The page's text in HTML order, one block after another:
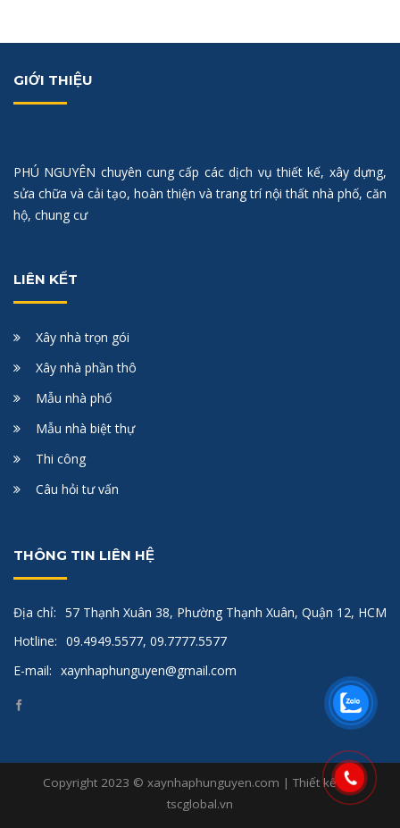
GIỚI THIỆU
PHÚ NGUYÊN chuyên cung cấp các dịch vụ thiết kế, xây dựng,
sửa chữa và cải tạo, hoàn thiện và trang trí nội thất nhà phố, căn
hộ, chung cư
LIÊN KẾT
Xây nhà trọn gói
Xây nhà phần thô
Mẫu nhà phố
Mẫu nhà biệt thự
Thi công
Câu hỏi tư vấn
THÔNG TIN LIÊN HỆ
Địa chỉ: 57 Thạnh Xuân 38, Phường Thạnh Xuân, Quận 12, HCM
Hotline: 09.4949.5577, 09.7777.5577
E-mail: xaynhaphunguyen@gmail.com
Copyright 2023 © xaynhaphunguyen.com | Thiết kế bởi
tscglobal.vn